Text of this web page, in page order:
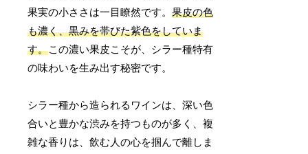
果実の小ささは一目瞭然です。果皮の色
も濃く、黒みを帯びた紫色をしていま
す。この濃い果皮こそが、シラー種特有
の味わいを生み出す秘密です。
シラー種から造られるワインは、深い色
合いと豊かな渋みを持つものが多く、複
雑な香りは、飲む人の心を掴んで離しま